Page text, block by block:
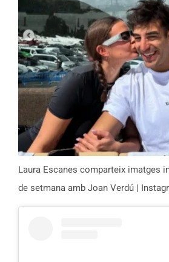
Laura Escanes comparteix imatges
de setmana amb Joan Verdú |